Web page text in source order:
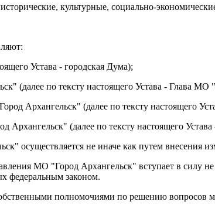
культурные, социально-
Устава - городская Дума);
(далее по тексту настоящего Устава - Глава МО
Архангельск" (далее по тексту настоящего
Архангельск" (далее по тексту настоящего Устава
осуществляется не иначе как путем внесения
МО "Город Архангельск" вступает в силу
федеральным законом.
полномочиями по решению вопросов